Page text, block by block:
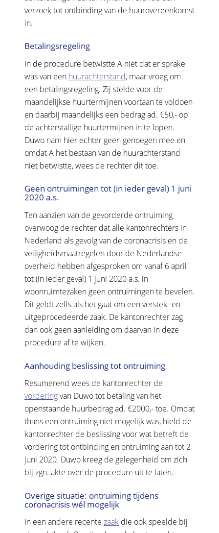
verzoek tot ontbinding van de huurovereenkomst
in.
Betalingsregeling
In de procedure betwistte A niet dat er sprake
was van een huurachterstand, maar vroeg om
een betalingsregeling. Zij stelde voor de
maandelijkse huurtermijnen voortaan te voldoen
en daarbij maandelijks een bedrag ad. €50,- op
de achterstallige huurtermijnen in te lopen.
Duwo nam hier echter geen genoegen mee en
omdat A het bestaan van de huurachterstand
niet betwistte, wees de rechter dit toe.
Geen ontruimingen tot (in ieder geval) 1 juni
2020 a.s.
Ten aanzien van de gevorderde ontruiming
overwoog de rechter dat alle kantonrechters in
Nederland als gevolg van de coronacrisis en de
veiligheidsmaatregelen door de Nederlandse
overheid hebben afgesproken om vanaf 6 april
tot (in ieder geval) 1 juni 2020 a.s. in
woonruimtezaken geen ontruimingen te bevelen.
Dit geldt zelfs als het gaat om een verstek- en
uitgeprocedeerde zaak. De kantonrechter zag
dan ook geen aanleiding om daarvan in deze
procedure af te wijken.
Aanhouding beslissing tot ontruiming
Resumerend wees de kantonrechter de
vorderingvan Duwo tot betaling van het
openstaande huurbedrag ad. €2000,- toe. Omdat
thans een ontruiming niet mogelijk was, hield de
kantonrechter de beslissing voor wat betreft de
vordering tot ontbinding en ontruiming aan tot 2
juni 2020. Duwo kreeg de gelegenheid om zich
bij zgn. akte over de procedure uit te laten.
Overige situatie: ontruiming tijdens
coronacrisis wél mogelijk
In een andere recente zaak die ook speelde bij